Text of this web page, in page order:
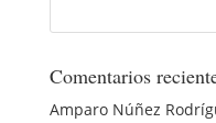
Comentarios
Amparo Núñez